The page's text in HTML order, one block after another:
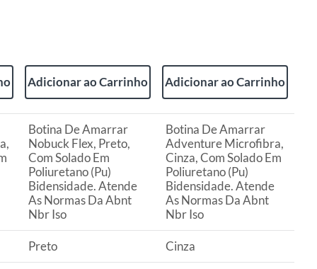
Adicionar ao Carrinho Adicionar ao Carrinho
Botina De Amarrar
Nobuck Flex, Preto,
Com Solado Em
Poliuretano (Pu)
Bidensidade. Atende
As Normas Da Abnt
Nbr Iso
Botina De Amarrar
Adventure Microfibra,
Cinza, Com Solado Em
Poliuretano (Pu)
Bidensidade. Atende
As Normas Da Abnt
Nbr Iso
Preto Cinza